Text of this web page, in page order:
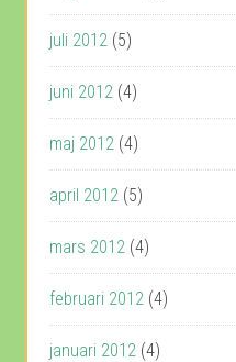
juli 2012 (5)
juni 2012 (4)
maj 2012 (4)
april 2012 (5)
mars 2012 (4)
februari 2012 (4)
januari 2012 (4)